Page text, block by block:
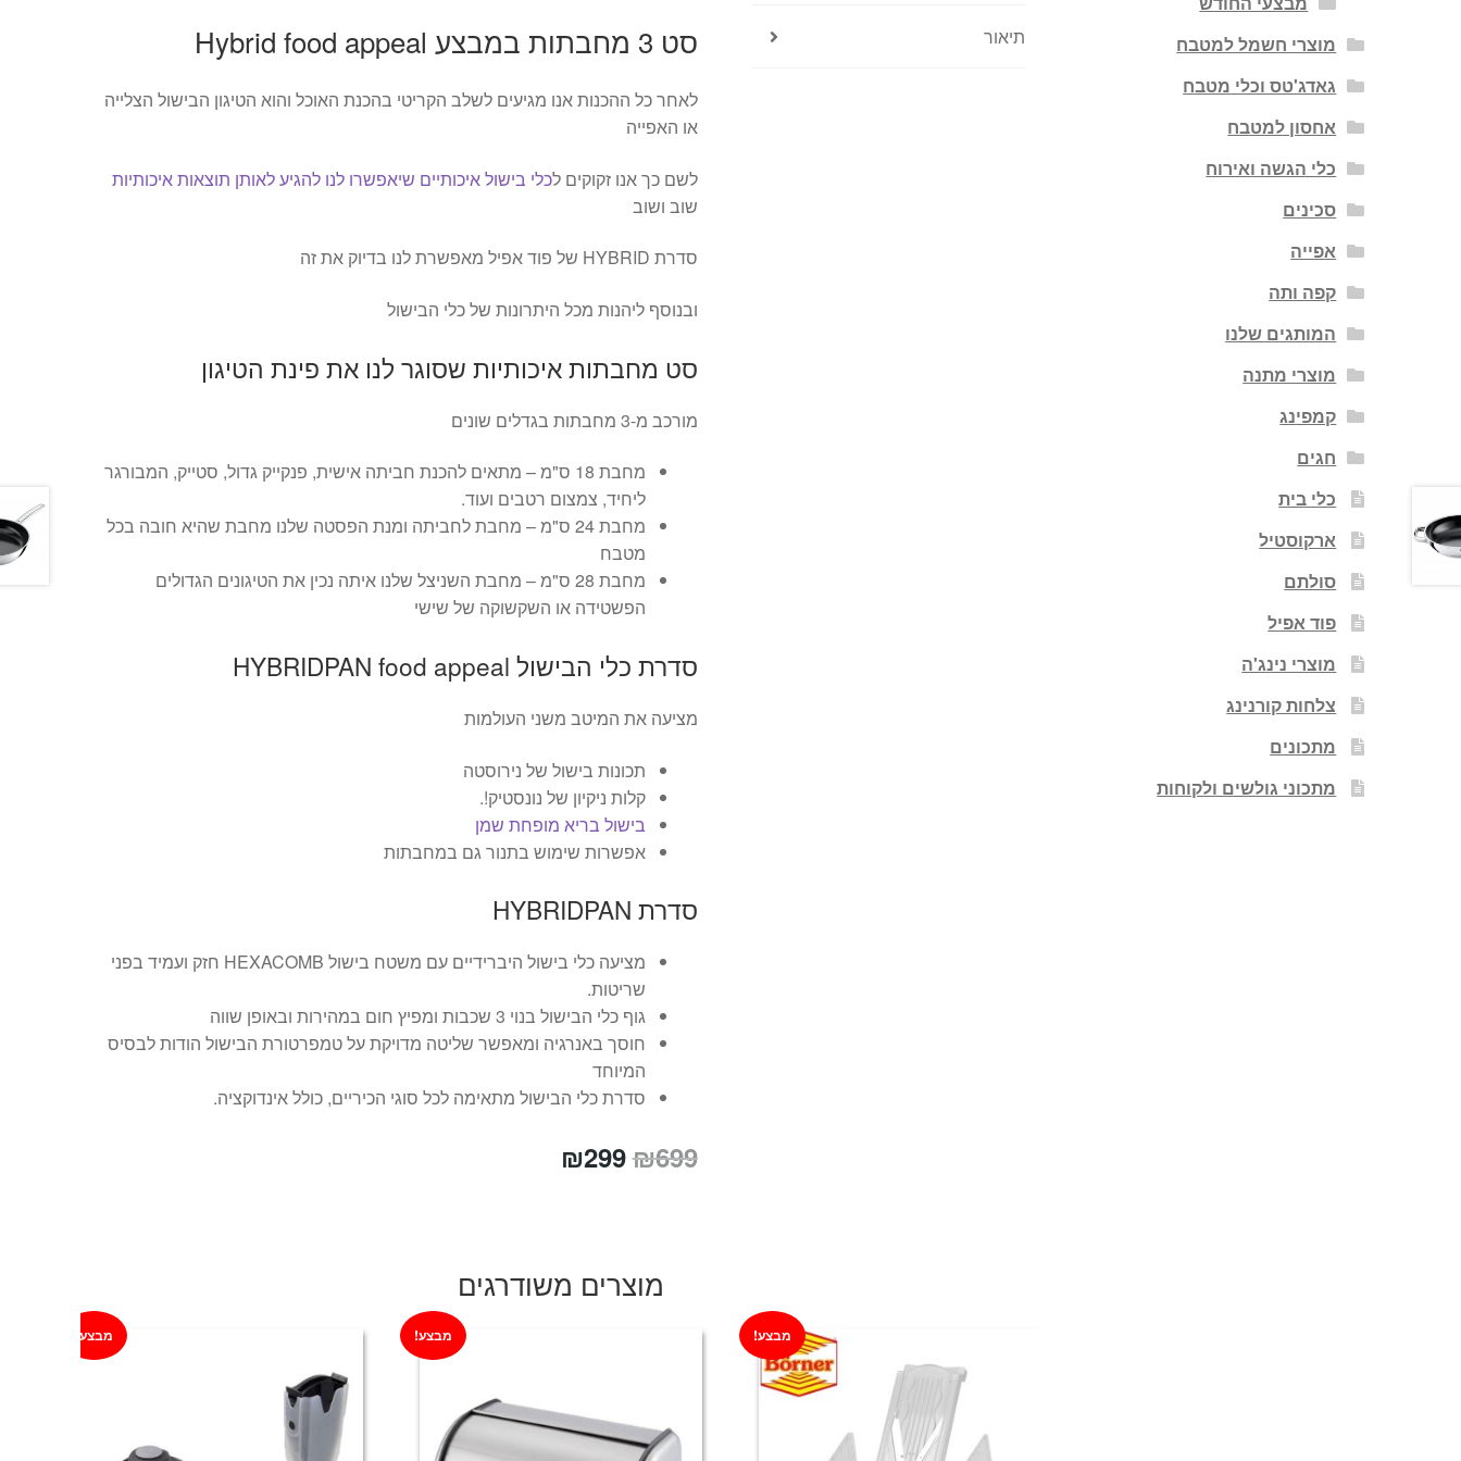
תיאור סט 3 מחבתות במבצע Hybrid food appeal
לאחר כל ההכנות אנו מגיעים לשלב הקריטי בהכנת האוכל והוא הטיגון הבישול הצלייה
או האפייה
לשם כך אנו זקוקים לכלי בישול איכותיים שיאפשרו לנו להגיע לאותן תוצאות איכותיות
שוב ושוב
סדרת HYBRID של פוד אפיל מאפשרת לנו בדיוק את זה
ובנוסף ליהנות מכל היתרונות של כלי הבישול
סט מחבתות איכותיות שסוגר לנו את פינת הטיגון
מורכב מ-3 מחבתות בגדלים שונים
מחבת 18 ס"מ – מתאים להכנת חביתה אישית, פנקייק גדול, סטייק, המבורגר
ליחיד, צמצום רטבים ועוד.
מחבת 24 ס"מ – מחבת לחביתה ומנת הפסטה שלנו מחבת שהיא חובה בכל
מטבח
מחבת 28 ס"מ – מחבת השניצל שלנו איתה נכין את הטיגונים הגדולים
הפשטידה או השקשוקה של שישי
סדרת כלי הבישול HYBRIDPAN food appeal
מציעה את המיטב משני העולמות
תכונות בישול של נירוסטה
קלות ניקיון של נונסטיק!.
בישול בריא מופחת שמן
אפשרות שימוש בתנור גם במחבתות
סדרת HYBRIDPAN
מציעה כלי בישול היברידיים עם משטח בישול HEXACOMB חזק ועמיד בפני
שריטות.
גוף כלי הבישול בנוי 3 שכבות ומפיץ חום במהירות ובאופן שווה
חוסך באנרגיה ומאפשר שליטה מדויקת על טמפרטורת הבישול הודות לבסיס
המיוחד
סדרת כלי הבישול מתאימה לכל סוגי הכיריים, כולל אינדוקציה.
₪699
המחיר
₪699.
₪299
₪299.
מוצרים משודרגים
מבצע! מבצע! מבצע!
מוצרי חשמל למטבח
גאדג'טס וכלי מטבח
אחסון למטבח
כלי הגשה ואירוח
סכינים
אפייה
קפה ותה
המותגים שלנו
מוצרי מתנה
קמפינג
חגים
כלי בית
ארקוסטיל
סולתם
פוד אפיל
מוצרי נינג'ה
צלחות קורנינג
מתכונים
מתכוני גולשים ולקוחות